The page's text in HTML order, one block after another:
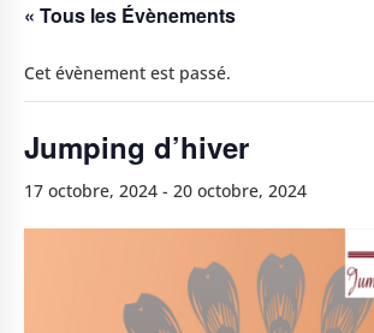
« Tous les Évènements
Cet évènement est passé.
Jumping d’hiver
17 octobre, 2024 - 20 octobre, 2024